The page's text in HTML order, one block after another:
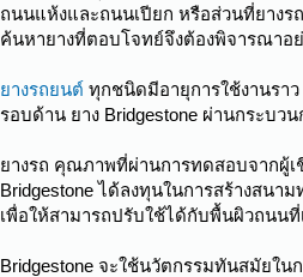
ถนนแห้งและถนนเปียก หรือส่วนที่ยาง
ค้นหายางที่ตอบโจทย์จึงต้องพิจารณาอ
ยางรถยนต์ ทุกชนิดมีอายุการใช้งานรา
รอบด้าน ยาง Bridgestone ผ่านกระบ
ยางรถ คุณภาพที่ผ่านการทดสอบจากผู้
Bridgestone ได้ลงทุนในการสร้างสน
เพื่อให้สามารถปรับใช้ได้กับพื้นผิวถนน
Bridgestone จะใช้นวัตกรรมทันสมัยใ